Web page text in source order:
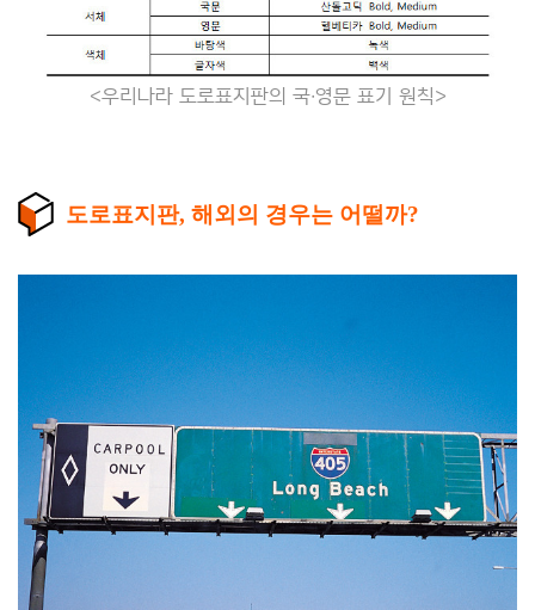
<우리나라 도로표지판의 국∙영문 표기 원칙>
도로표지판, 해외의 경우는 어떨까?